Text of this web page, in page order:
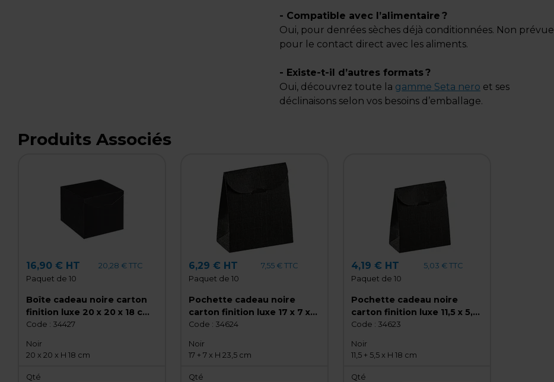
- Compatible avec l’alimentaire ?
Oui, pour denrées sèches déjà conditionnées. Non prévue
pour le contact direct avec les aliments.
- Existe-t-il d’autres formats ?
Oui, découvrez toute la gamme Seta nero et ses
déclinaisons selon vos besoins d’emballage.
Produits Associés
16,90 € HT
20,28 € TTC
Paquet de 10
Boîte cadeau noire carton
finition luxe 20 x 20 x 18 cm -
Paquet de 10
Code : 34427
Noir
20 x 20 x H 18 cm
Qté
6,29 € HT
7,55 € TTC
Paquet de 10
Pochette cadeau noire
carton finition luxe 17 x 7 x
23,5 cm - Paquet de 10
Code : 34624
Noir
17 + 7 x H 23,5 cm
Qté
4,19 € HT
5,03 € TTC
Paquet de 10
Pochette cadeau noire
carton finition luxe 11,5 x 5,5
x 18 cm - Paquet de 10
Code : 34623
Noir
11,5 + 5,5 x H 18 cm
Qté